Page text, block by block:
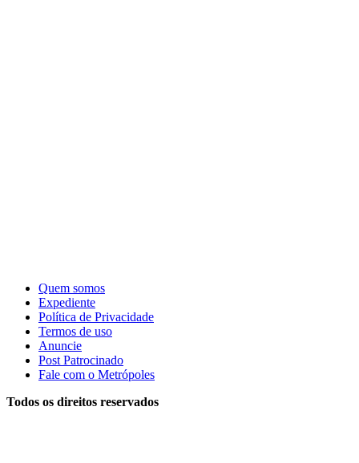
Quem somos
Expediente
Política de Privacidade
Termos de uso
Anuncie
Post Patrocinado
Fale com o Metrópoles
Todos os direitos reservados